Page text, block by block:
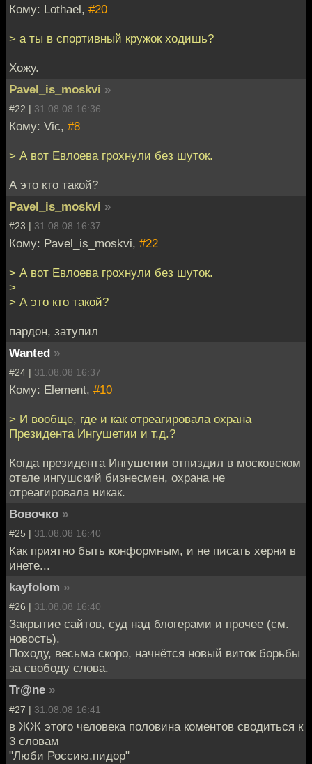
Кому: Lothael, #20
> а ты в спортивный кружок ходишь?
Хожу.
Pavel_is_moskvi »
#22 | 31.08.08 16:36
Кому: Vic, #8
> А вот Евлоева грохнули без шуток.
А это кто такой?
Pavel_is_moskvi »
#23 | 31.08.08 16:37
Кому: Pavel_is_moskvi, #22
> А вот Евлоева грохнули без шуток.
>
> А это кто такой?
пардон, затупил
Wanted »
#24 | 31.08.08 16:37
Кому: Element, #10
> И вообще, где и как отреагировала охрана
Президента Ингушетии и т.д.?
Когда президента Ингушетии отпиздил в московском
отеле ингушский бизнесмен, охрана не
отреагировала никак.
Вовочко »
#25 | 31.08.08 16:40
Как приятно быть конформным, и не писать херни в
инете...
kayfolom »
#26 | 31.08.08 16:40
Закрытие сайтов, суд над блогерами и прочее (см.
новость).
Походу, весьма скоро, начнётся новый виток борьбы
за свободу слова.
Tr@ne »
#27 | 31.08.08 16:41
в ЖЖ этого человека половина коментов сводиться к
3 словам
"Люби Россию,пидор"